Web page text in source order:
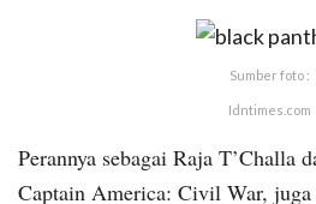
Sumber foto :
Idntimes.com
Perannya sebagai Raja T’Challa
Captain America: Civil War, juga